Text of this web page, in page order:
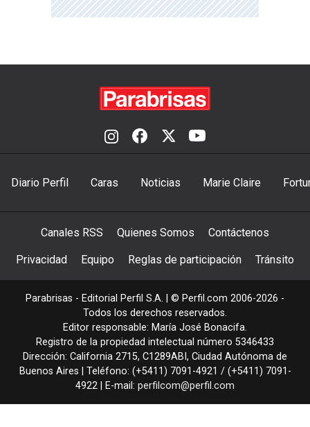
Diario Perfil Caras Noticias Marie Claire
Canales RSS Quienes Somos Contáctenos
Privacidad Equipo Reglas de participación Tránsito
Parabrisas - Editorial Perfil S.A. | © Perfil.com 2006-2026 -
Todos los derechos reservados.
Editor responsable: María José Bonacifa.
Registro de la propiedad intelectual número 5346433
Dirección: California 2715, C1289ABI , Ciudad Autónoma de
Buenos Aires | Teléfono: (+5411) 7091-4921 / (+5411) 7091-
4922 | E-mail: perfilcom@perfil.com